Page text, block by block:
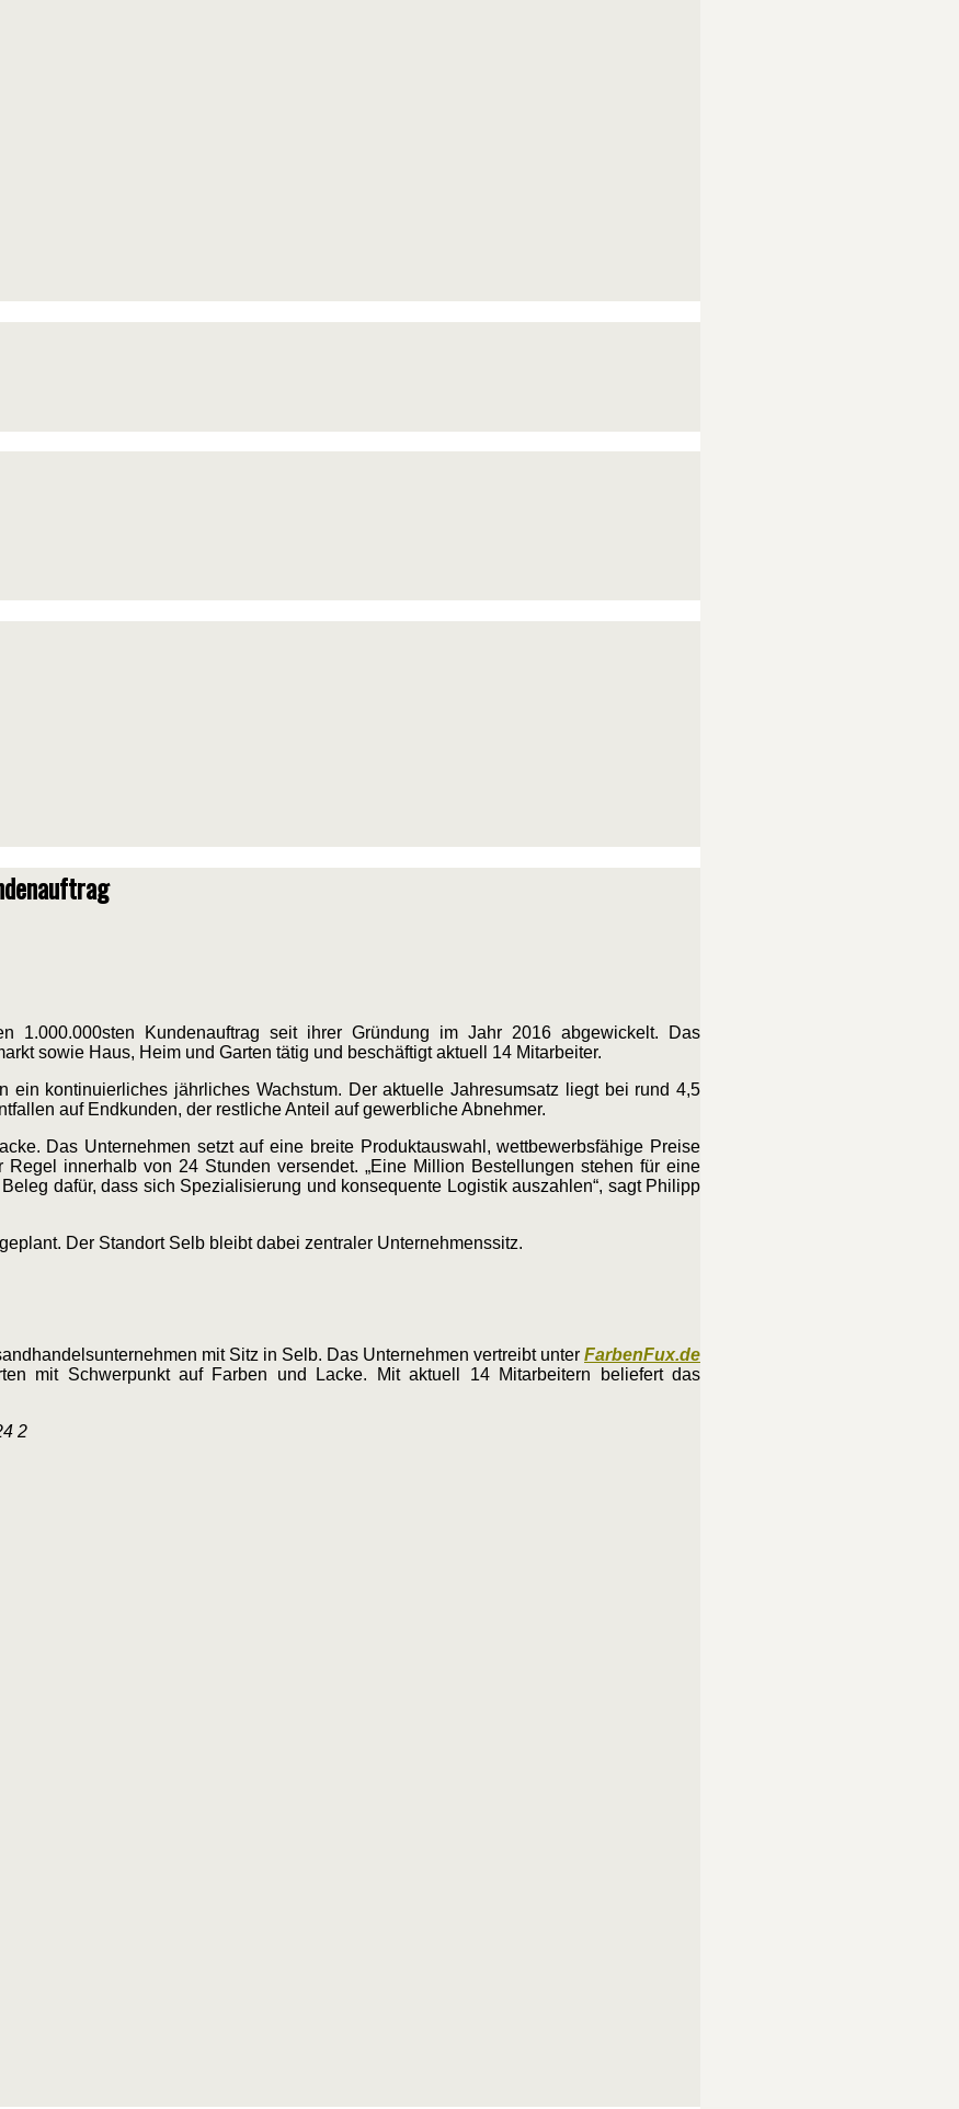
1.000.000sten Kundenauftrag seit ihrer Gründung im Jahr 2016 abgewickelt. Das
sowie Haus, Heim und Garten tätig und beschäftigt aktuell 14 Mitarbeiter.
ein kontinuierliches jährliches Wachstum. Der aktuelle Jahresumsatz liegt bei rund 4,5
auf Endkunden, der restliche Anteil auf gewerbliche Abnehmer.
Das Unternehmen setzt auf eine breite Produktauswahl, wettbewerbsfähige Preise
innerhalb von 24 Stunden versendet. „Eine Million Bestellungen stehen für eine
dafür, dass sich Spezialisierung und konsequente Logistik auszahlen“, sagt Philipp
Der Standort Selb bleibt dabei zentraler Unternehmenssitz.
mit Sitz in Selb. Das Unternehmen vertreibt unter FarbenFux.de
mit Schwerpunkt auf Farben und Lacke. Mit aktuell 14 Mitarbeitern beliefert das